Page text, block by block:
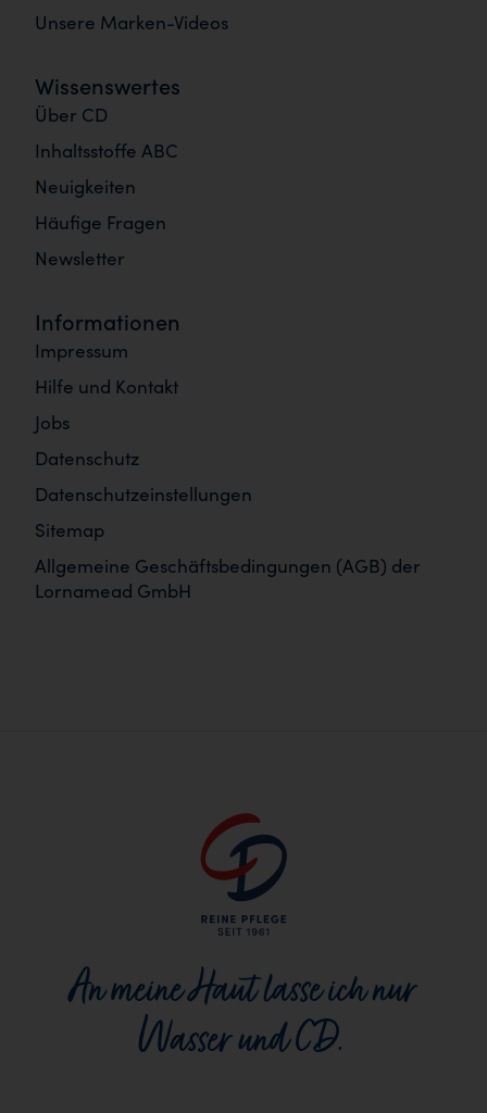
Unsere Marken-Videos
Wissenswertes
Über CD
Inhaltsstoffe ABC
Neuigkeiten
Häufige Fragen
Newsletter
Informationen
Impressum
Hilfe und Kontakt
Jobs
Datenschutz
Datenschutzeinstellungen
Sitemap
Allgemeine Geschäftsbedingungen (AGB) der
Lornamead GmbH
An meine Haut lasse ich nur
Wasser und CD.